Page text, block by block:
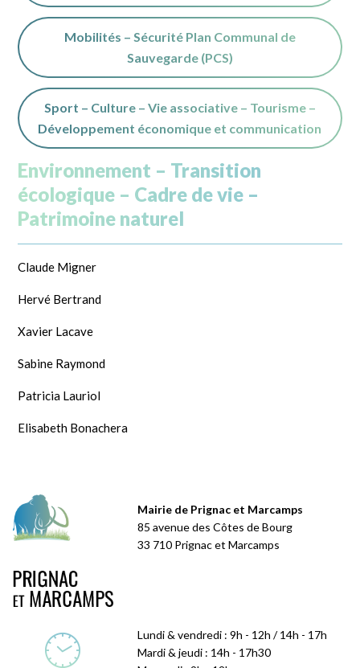
Mobilités – Sécurité Plan Communal de
Sauvegarde (PCS)
Sport – Culture – Vie associative – Tourisme –
Développement économique et communication
Environnement – Transition
écologique – Cadre de vie –
Patrimoine naturel
Claude Migner
Hervé Bertrand
Xavier Lacave
Sabine Raymond
Patricia Lauriol
Elisabeth Bonachera
Mairie de Prignac et Marcamps
85 avenue des Côtes de Bourg
33 710 Prignac et Marcamps
Lundi & vendredi : 9h - 12h / 14h - 17h
Mardi & jeudi : 14h - 17h30